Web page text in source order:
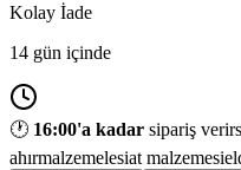
Kolay İade
14 gün içinde
🕐 16:00'a kadar sipariş
ahırmalzemelesiat malzemesi